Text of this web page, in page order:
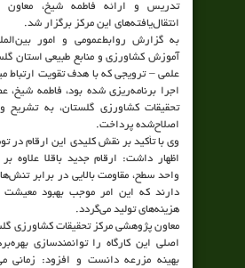
تدریس و ارائه فاطمه شیخ، معاون
انتقال‌یافته‌های این مرکز برگزار شد.
به گزارش روابط‌عمومی و امور
آموزش کشاورزی و منابع طبیعی استان
علمی – ترویجی که با هدف تقویت ارتباط
اجرا برنامه‌ریزی شده بود، فاطمه شیخ،
تحقیقات کشاورزی گلستان، به تشریح
اصلاح‌شده پرداخت.
وی با تأکید بر نقش کلیدی این ارقام در
اظهار داشت: ارقام جدید باقلا علاوه
واحد سطح، مقاومت بالایی در برابر
دارند که این امر موجب بهبود
هزینه‌های تولید می‌گردد.
معاون پژوهشی مرکز تحقیقات کشاورزی
اصلی این کارگاه را توانمندسازی
بهینه مزرعه دانست و افزود: زمانی